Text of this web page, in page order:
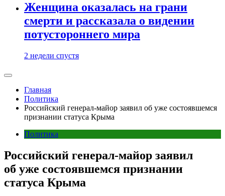
Женщина оказалась на грани
смерти и рассказала о видении
потустороннего мира
2 недели спустя
Главная
Политика
Российский генерал-майор заявил об уже состоявшемся
признании статуса Крыма
Политика
Российский генерал-майор заявил
об уже состоявшемся признании
статуса Крыма